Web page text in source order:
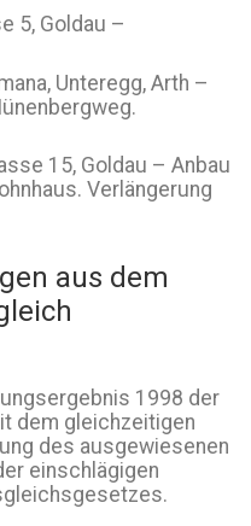
5, Goldau –
Unteregg, Arth –
15, Goldau – Anbau
Verlängerung
aus dem
1998 der
dem gleichzeitigen
des ausgewiesenen
einschlägigen